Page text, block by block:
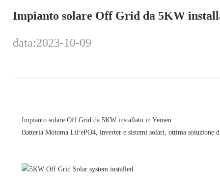
Impianto solare Off Grid da 5KW
data:2023-10-09
Impianto solare Off Grid da 5KW installato in Yemen.
Batteria Motoma LiFePO4, inverter e sistemi solari, ottima soluzione